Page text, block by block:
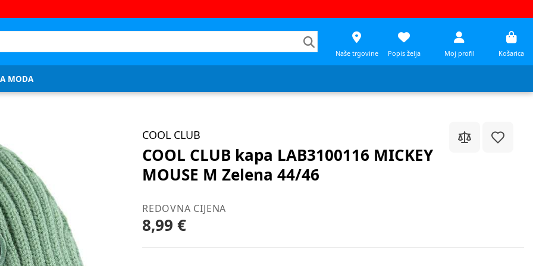
Naše trgovine Popis želja Moj profil Košarica
MODA
COOL CLUB
COOL CLUB kapa LAB3100116 MICKEY
MOUSE M Zelena 44/46
REDOVNA CIJENA
8,99 €